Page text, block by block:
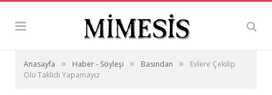
Anasayfa » Haber - Söyleşi » Basından »
Evlere Çekilip
Ölü Taklidi Yapamayız